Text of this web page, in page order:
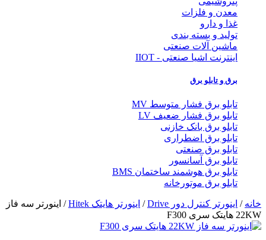
معدن و فلزات
غذا و دارو
تولید و بسته بندی
ماشین آلات صنعتی
اینترنت اشیا صنعتی - IIOT
برق و تابلو برق
تابلو برق فشار متوسط MV
تابلو برق فشار ضعیف LV
تابلو برق بانک خازنی
تابلو برق اضطراری
تابلو برق صنعتی
تابلو برق آسانسور
تابلو برق هوشمند ساختمان BMS
تابلو برق موتورخانه
خانه / اینورتر کنترل دور Drive / اینورتر هایتک Hitek
/ اینورتر سه فاز
22KW هایتک سری F300